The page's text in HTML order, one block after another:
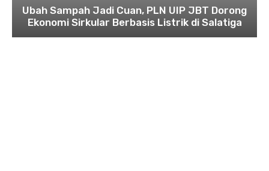
Ubah Sampah Jadi Cuan, PLN UIP JBT Dorong
Ekonomi Sirkular Berbasis Listrik di Salatiga